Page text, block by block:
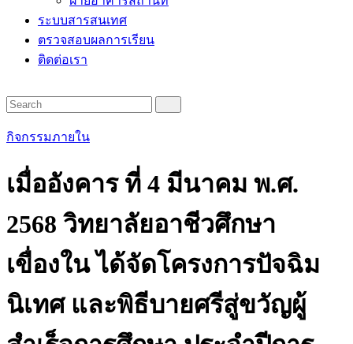
ระบบสารสนเทศ
ตรวจสอบผลการเรียน
ติดต่อเรา
กิจกรรมภายใน
เมื่ออังคาร ที่ 4 มีนาคม พ.ศ.
2568 วิทยาลัยอาชีวศึกษา
เขื่องใน ได้จัดโครงการปัจฉิม
นิเทศ และพิธีบายศรีสู่ขวัญผู้